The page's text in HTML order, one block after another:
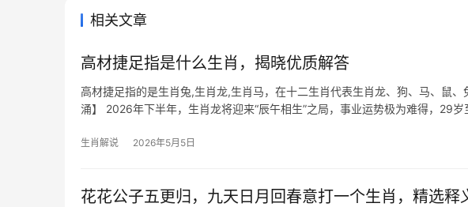
相关文章
高材捷足指是什么生肖，揭晓优质解答
高材捷足指的是生肖兔,生肖龙,生肖马，在十二生肖代表生肖龙、狗、马、鼠
涌】 2026年下半年，生肖龙将迎来“辰午相生”之局，事业运势极为难得，29
生肖解说 2026年5月5日
花花公子五更归，九天日月回春意打一个生肖，精选释